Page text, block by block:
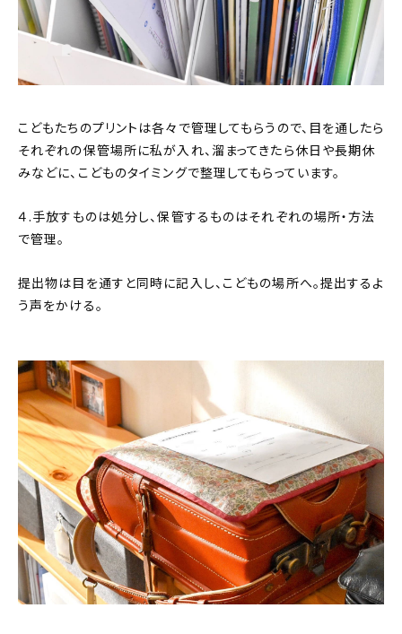
こどもたちのプリントは各々で管理してもらうので、目を通したら
それぞれの保管場所に私が入れ、溜まってきたら休日や長期休
みなどに、こどものタイミングで整理してもらっています。
４.手放すものは処分し、保管するものはそれぞれの場所・方法
で管理。
提出物は目を通すと同時に記入し、こどもの場所へ。提出するよ
う声をかける。